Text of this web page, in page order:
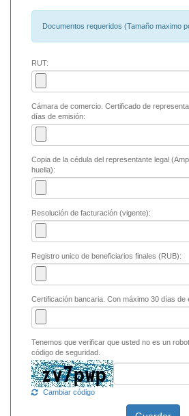
Documentos requeridos (Tamaño maximo
RUT:
Cámara de comercio. Certificado de
días de emisión:
Copia de la cédula del representante legal
huella):
Resolución de facturación (vigente):
Registro unico de beneficiarios finales (RUB):
Certificación bancaria. Con máximo 30 días de
Tenemos que verificar que usted no es un
código de seguridad.
Cambiar código